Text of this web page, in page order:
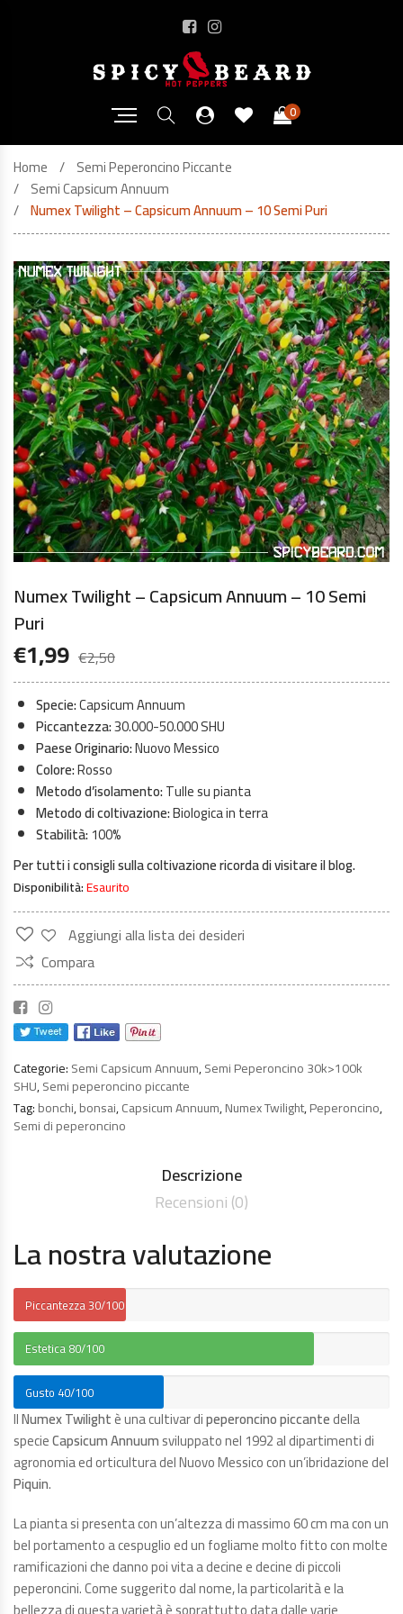
0
Home
Semi Peperoncino Piccante
Semi Capsicum Annuum
Numex Twilight – Capsicum Annuum – 10 Semi Puri
Numex Twilight – Capsicum Annuum – 10 Semi
Puri
€2,50
€1,99
Specie:Capsicum Annuum
Piccantezza:30.000-50.000 SHU
Paese Originario:Nuovo Messico
Colore:Rosso
Metodo d’isolamento:Tulle su pianta
Metodo di coltivazione:Biologica in terra
Stabilità:100%
Per tutti i consigli sulla coltivazione ricorda di visitare il blog.
Disponibilità:Esaurito
Aggiungi alla lista dei desideri
Compara
Categorie:Semi Capsicum Annuum,Semi Peperoncino 30k>100k
SHU,Semi peperoncino piccante
Tag:bonchi,bonsai,Capsicum Annuum,Numex Twilight,Peperoncino,
Semi di peperoncino
Descrizione
Recensioni (0)
La nostra valutazione
Piccantezza30/100
Estetica80/100
Gusto 40/100
IlNumex Twilightè una cultivar dipeperoncino piccantedella
specieCapsicum Annuumsviluppato nel 1992 al dipartimenti di
agronomia ed orticultura del Nuovo Messico con un’ibridazione del
Piquin.
La pianta si presenta con un’altezza di massimo 60 cm ma con un
bel portamento a cespuglio ed un fogliame molto fitto con molte
ramificazioni che danno poi vita a decine e decine di piccoli
peperoncini. Come suggerito dal nome, la particolarità e la